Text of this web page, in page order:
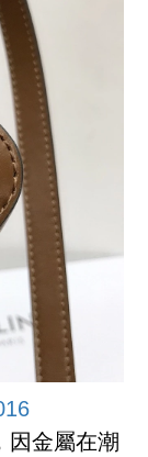
因金屬在潮